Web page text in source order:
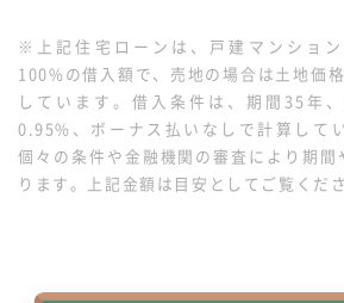
※上記住宅ローンは、戸建マンショ
100%の借入額で、売地の場合は土地価
しています。借入条件は、期間35年
0.95%、ボーナス払いなしで計算して
個々の条件や金融機関の審査により期間
ります。上記金額は目安としてご覧くださ